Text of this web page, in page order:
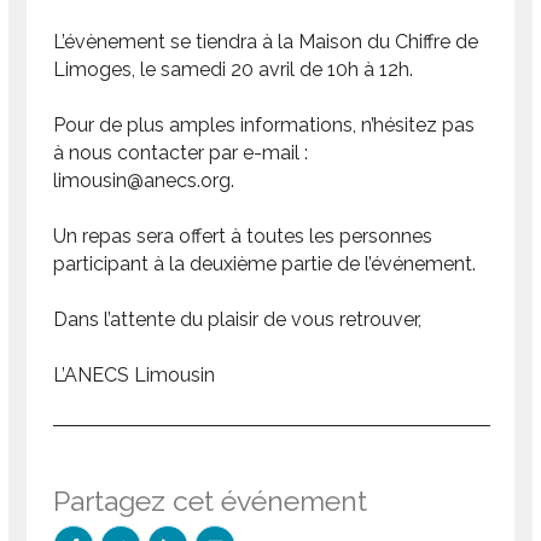
L’évènement se tiendra à la Maison du Chiffre de
Limoges, le samedi 20 avril de 10h à 12h.
Pour de plus amples informations, n’hésitez pas
à nous contacter par e-mail :
limousin@anecs.org.
Un repas sera offert à toutes les personnes
participant à la deuxième partie de l’événement.
Dans l’attente du plaisir de vous retrouver,
L’ANECS Limousin
Partagez cet événement